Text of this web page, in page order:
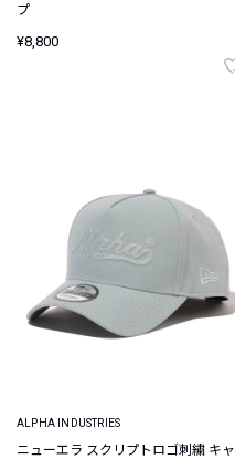
プ
¥8,800
ALPHA INDUSTRIES
ニューエラ スクリプトロゴ刺繍 キャ